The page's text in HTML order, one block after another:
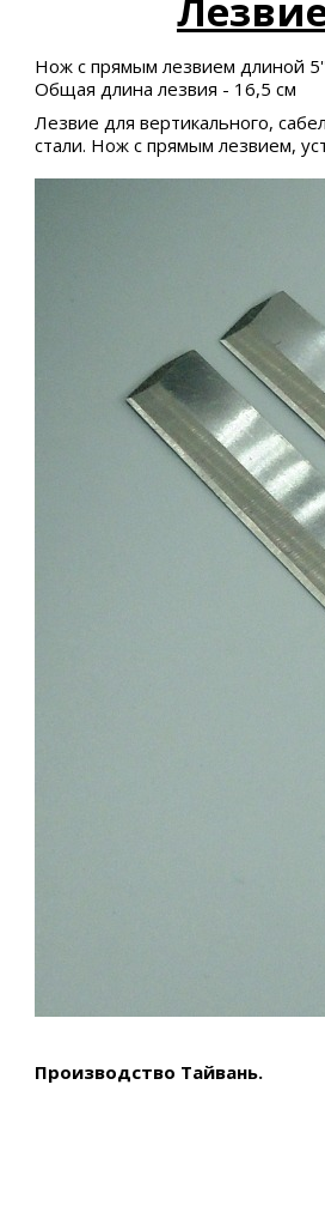
Нож с прямым лезвием длиной
Общая длина лезвия - 16,5 см
Лезвие для вертикального,
стали. Нож с прямым лезвием,
Производство Тайвань.